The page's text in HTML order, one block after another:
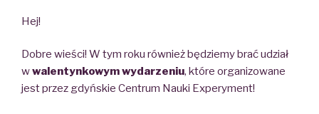
Hej!
Dobre wieści! W tym roku również będziemy brać udział
wwalentynkowym wydarzeniu, które organizowane
jest przez gdyńskie Centrum Nauki Experyment!